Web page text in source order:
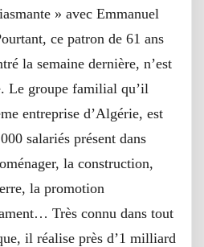
» avec Emmanuel
ce patron de 61 ans
la semaine dernière, n’est
Le groupe familial qu’il
entreprise d’Algérie, est
salariés présent dans
la construction,
la promotion
Très connu dans tout
il réalise près d’1 milliard